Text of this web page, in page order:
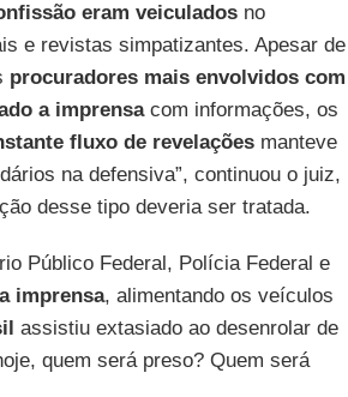
eram veiculadosno
e revistas simpatizantes. Apesar de
procuradores mais envolvidos com
a imprensacom informações, os
fluxo de revelaçõesmanteve
na defensiva”, continuou o juiz,
desse tipo deveria ser tratada.
Público Federal, Polícia Federal e
imprensa, alimentando os veículos
assistiu extasiado ao desenrolar de
quem será preso? Quem será